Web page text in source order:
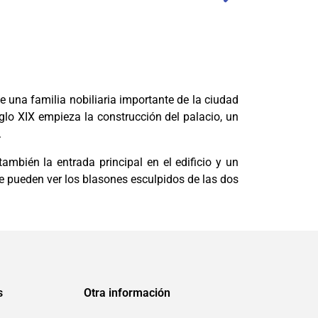
una familia nobiliaria importante de la ciudad
XIX empieza la construcción del palacio, un
la entrada principal en el edificio y un
ver los blasones esculpidos de las dos
Otra información